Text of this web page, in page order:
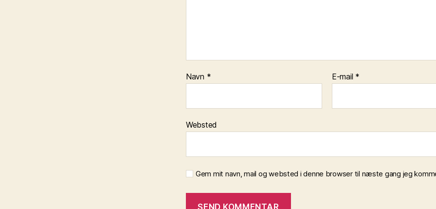
Navn * E-mail *
Websted
Gem mit navn, mail og websted i denne browser til næste gang jeg